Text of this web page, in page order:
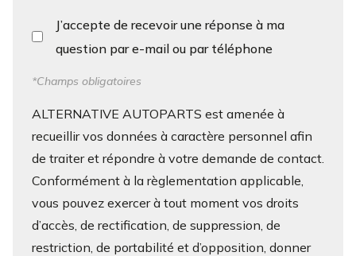
J’accepte de recevoir une réponse à ma
question par e-mail ou par téléphone
*Champs obligatoires
ALTERNATIVE AUTOPARTS est amenée à
recueillir vos données à caractère personnel afin
de traiter et répondre à votre demande de contact.
Conformément à la règlementation applicable,
vous pouvez exercer à tout moment vos droits
d’accès, de rectification, de suppression, de
restriction, de portabilité et d’opposition, donner